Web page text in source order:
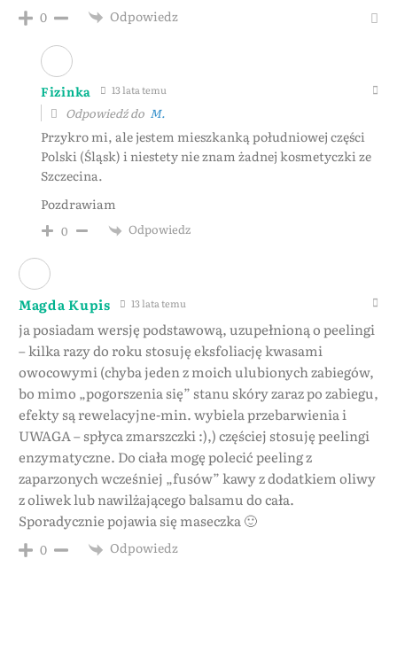
0 Odpowiedz
Fizinka 13 lata temu
Odpowiedź do M.
Przykro mi, ale jestem mieszkanką południowej części
Polski (Śląsk) i niestety nie znam żadnej kosmetyczki ze
Szczecina.
Pozdrawiam
0 Odpowiedz
Magda Kupis 13 lata temu
ja posiadam wersję podstawową, uzupełnioną o peelingi
– kilka razy do roku stosuję eksfoliację kwasami
owocowymi (chyba jeden z moich ulubionych zabiegów,
bo mimo „pogorszenia się” stanu skóry zaraz po zabiegu,
efekty są rewelacyjne-min. wybiela przebarwienia i
UWAGA – spłyca zmarszczki :),) częściej stosuję peelingi
enzymatyczne. Do ciała mogę polecić peeling z
zaparzonych wcześniej „fusów” kawy z dodatkiem oliwy
z oliwek lub nawilżającego balsamu do cała.
Sporadycznie pojawia się maseczka 🙂
0 Odpowiedz